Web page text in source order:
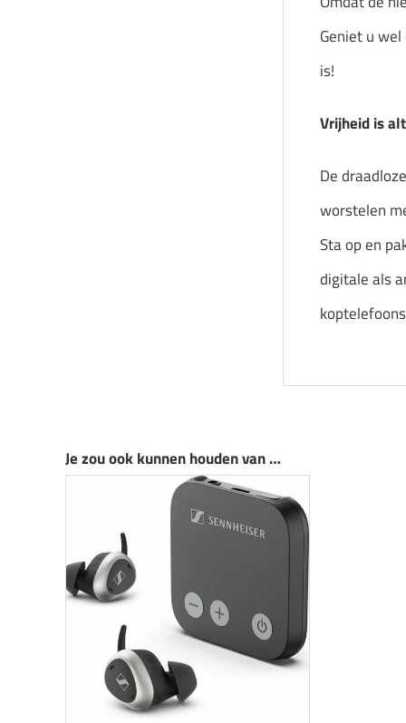
Geniet u
is!
Vrijheid is
De
worstelen
Sta op en
digitale als
Je zou ook kunnen houden van …
Uitverkocht
Aanbieding